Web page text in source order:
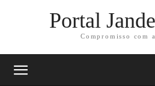
Portal
Compromisso com